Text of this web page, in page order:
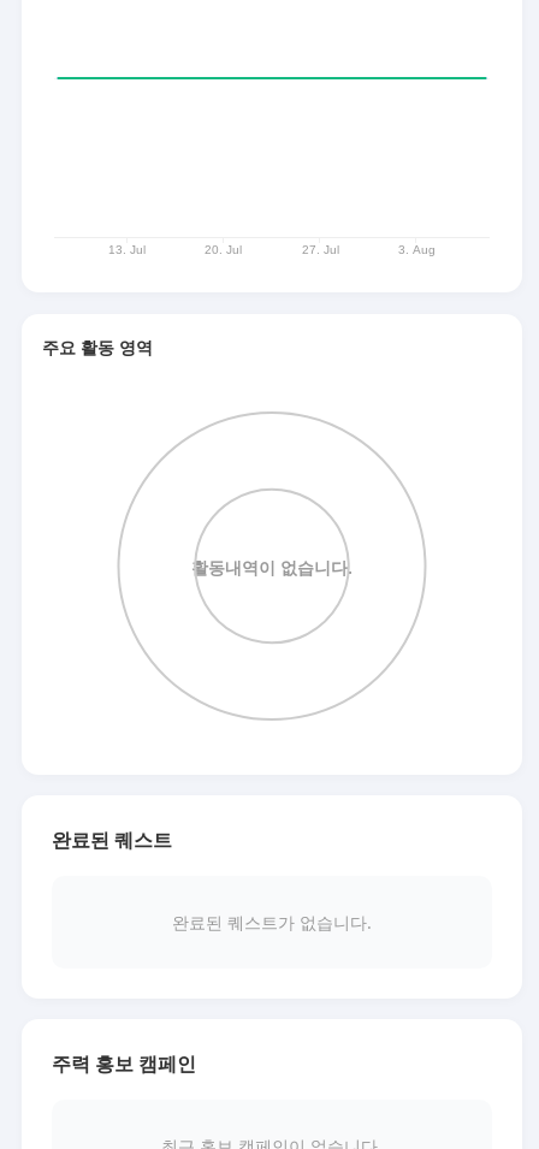
주요 활동 영역
완료된 퀘스트
완료된 퀘스트가 없습니다.
주력 홍보 캠페인